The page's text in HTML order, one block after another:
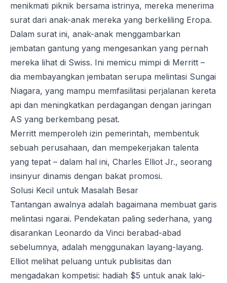
menikmati piknik bersama istrinya, mereka menerima
surat dari anak-anak mereka yang berkeliling Eropa.
Dalam surat ini, anak-anak menggambarkan
jembatan gantung yang mengesankan yang pernah
mereka lihat di Swiss. Ini memicu mimpi di Merritt –
dia membayangkan jembatan serupa melintasi Sungai
Niagara, yang mampu memfasilitasi perjalanan kereta
api dan meningkatkan perdagangan dengan jaringan
AS yang berkembang pesat.
Merritt memperoleh izin pemerintah, membentuk
sebuah perusahaan, dan mempekerjakan talenta
yang tepat – dalam hal ini, Charles Elliot Jr., seorang
insinyur dinamis dengan bakat promosi.
Solusi Kecil untuk Masalah Besar
Tantangan awalnya adalah bagaimana membuat garis
melintasi ngarai. Pendekatan paling sederhana, yang
disarankan Leonardo da Vinci berabad-abad
sebelumnya, adalah menggunakan layang-layang.
Elliot melihat peluang untuk publisitas dan
mengadakan kompetisi: hadiah $5 untuk anak laki-